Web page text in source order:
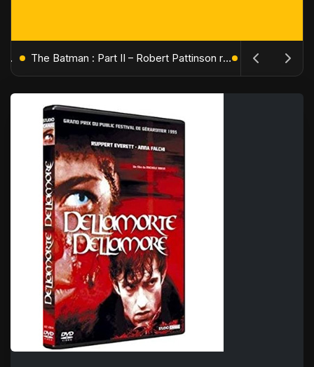
L'Âge de Glace : Le Réveil du Volcan – Manny, Sid et Diego de retour pour une aventure explosive The Batman : Part II – Robert Pattinson replonge dans les ténèbres de Gotham dès octobre 2027